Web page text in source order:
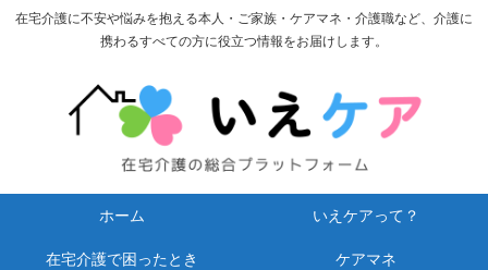
在宅介護に不安や悩みを抱える本人・ご家族・ケアマネ・介護職など、介護に
携わるすべての方に役立つ情報をお届けします。
ホーム いえケアって？
在宅介護で困ったとき ケアマネ